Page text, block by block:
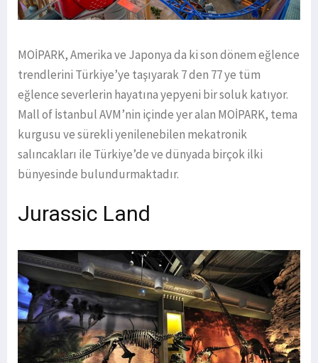
MOİPARK, Amerika ve Japonya da ki son dönem eğlence
trendlerini Türkiye’ye taşıyarak 7 den 77 ye tüm
eğlence severlerin hayatına yepyeni bir soluk katıyor.
Mall of İstanbul AVM’nin içinde yer alan MOİPARK, tema
kurgusu ve sürekli yenilenebilen mekatronik
salıncakları ile Türkiye’de ve dünyada birçok ilki
bünyesinde bulundurmaktadır.
Jurassic Land